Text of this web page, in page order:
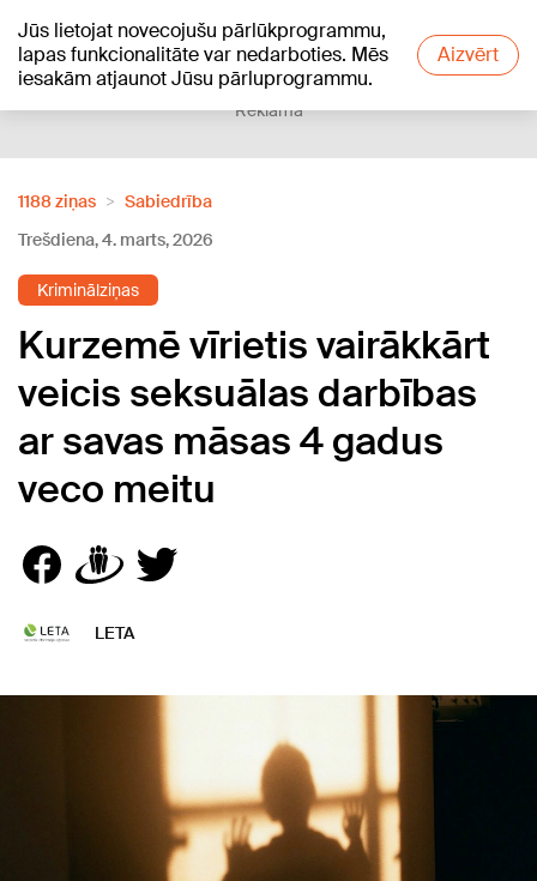
Jūs lietojat novecojušu pārlūkprogrammu,
lapas funkcionalitāte var nedarboties. Mēs
iesakām atjaunot Jūsu pārluprogrammu.
Aizvērt
+20°C
Reklāma
1188 ziņas
Sabiedrība
Trešdiena, 4. marts, 2026
Kriminālziņas
Kurzemē vīrietis vairākkārt
veicis seksuālas darbības
ar savas māsas 4 gadus
veco meitu
LETA